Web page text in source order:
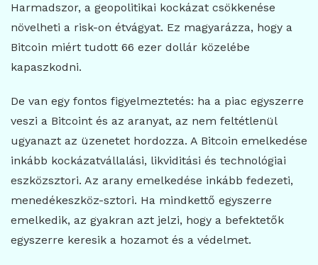
Harmadszor, a geopolitikai kockázat csökkenése
növelheti a risk-on étvágyat. Ez magyarázza, hogy a
Bitcoin miért tudott 66 ezer dollár közelébe
kapaszkodni.
De van egy fontos figyelmeztetés: ha a piac egyszerre
veszi a Bitcoint és az aranyat, az nem feltétlenül
ugyanazt az üzenetet hordozza. A Bitcoin emelkedése
inkább kockázatvállalási, likviditási és technológiai
eszközsztori. Az arany emelkedése inkább fedezeti,
menedékeszköz-sztori. Ha mindkettő egyszerre
emelkedik, az gyakran azt jelzi, hogy a befektetők
egyszerre keresik a hozamot és a védelmet.